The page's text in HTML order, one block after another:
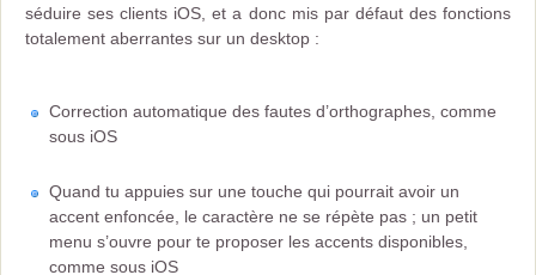
séduire ses clients iOS, et a donc mis par défaut des fonctions
totalement aberrantes sur un desktop :
Correction automatique des fautes d’orthographes, comme
sous iOS
Quand tu appuies sur une touche qui pourrait avoir un
accent enfoncée, le caractère ne se répète pas ; un petit
menu s’ouvre pour te proposer les accents disponibles,
comme sous iOS